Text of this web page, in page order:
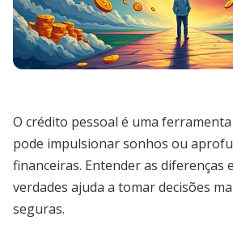
O crédito pessoal é uma
pode impulsionar sonhos ou
financeiras. Entender as diferenças
verdades ajuda a tomar decisões
seguras.